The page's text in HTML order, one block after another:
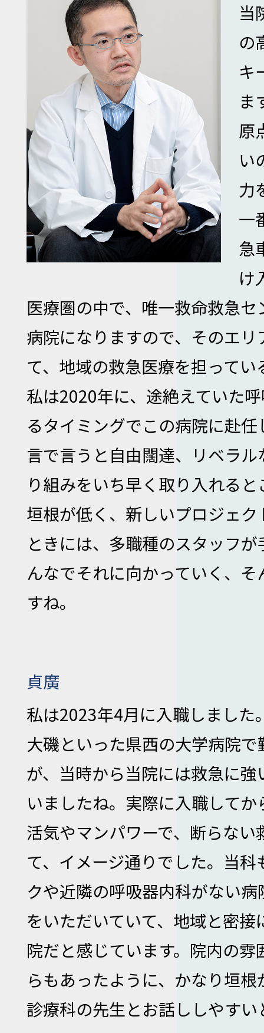
当
の
キ
ま
原
い
力
一
急
け
医療圏の中で、唯一救命救急
病院になりますので、そのエリ
て、地域の救急医療を担ってい
私は2020年に、途絶えていた
るタイミングでこの病院に赴
言で言うと自由闊達、リベラ
り組みをいち早く取り入れる
垣根が低く、新しいプロジェ
ときには、多職種のスタッフ
んなでそれに向かっていく、
すね。
貞廣
私は2023年4月に入職しました
大磯といった県西の大学病院
が、当時から当院には救急に
いましたね。実際に入職して
活気やマンパワーで、断らない
て、イメージ通りでした。当
クや近隣の呼吸器内科がない
をいただいていて、地域と密
院だと感じています。院内の
らもあったように、かなり垣
診療科の先生とお話ししやすい